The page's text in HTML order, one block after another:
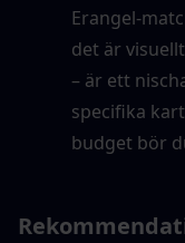
Erangel-
det är
– är ett
specifika
budget bör